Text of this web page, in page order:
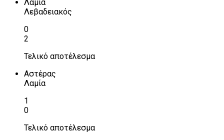
Λαμία
Λεβαδειακός
0
2
Τελικό αποτέλεσμα
Αστέρας
Λαμία
1
0
Τελικό αποτέλεσμα